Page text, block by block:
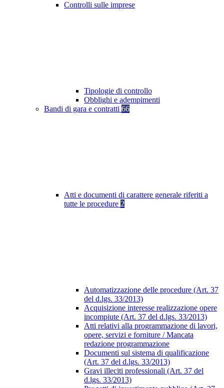
Controlli sulle imprese
Tipologie di controllo
Obblighi e adempimenti
Bandi di gara e contratti 66
Atti e documenti di carattere generale riferiti a
tutte le procedure 2
Automatizzazione delle procedure (Art. 37
del d.lgs. 33/2013)
Acquisizione interesse realizzazione opere
incompiute (Art. 37 del d.lgs. 33/2013)
Atti relativi alla programmazione di lavori,
opere, servizi e forniture / Mancata
redazione programmazione
Documenti sul sistema di qualificazione
(Art. 37 del d.lgs. 33/2013)
Gravi illeciti professionali (Art. 37 del
d.lgs. 33/2013)